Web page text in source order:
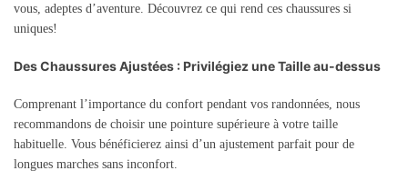
vous, adeptes d’aventure. Découvrez ce qui rend ces chaussures si
uniques!
Des Chaussures Ajustées : Privilégiez une Taille au-dessus
Comprenant l’importance du confort pendant vos randonnées, nous
recommandons de choisir une pointure supérieure à votre taille
habituelle. Vous bénéficierez ainsi d’un ajustement parfait pour de
longues marches sans inconfort.